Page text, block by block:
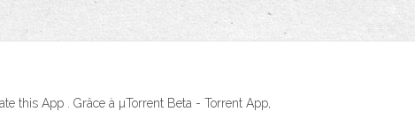
this App . Grâce à µTorrent Beta - Torrent App,